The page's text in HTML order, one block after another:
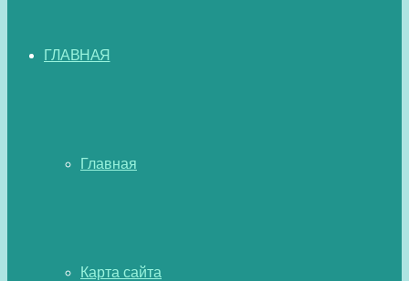
ГЛАВНАЯ
Главная
Карта сайта